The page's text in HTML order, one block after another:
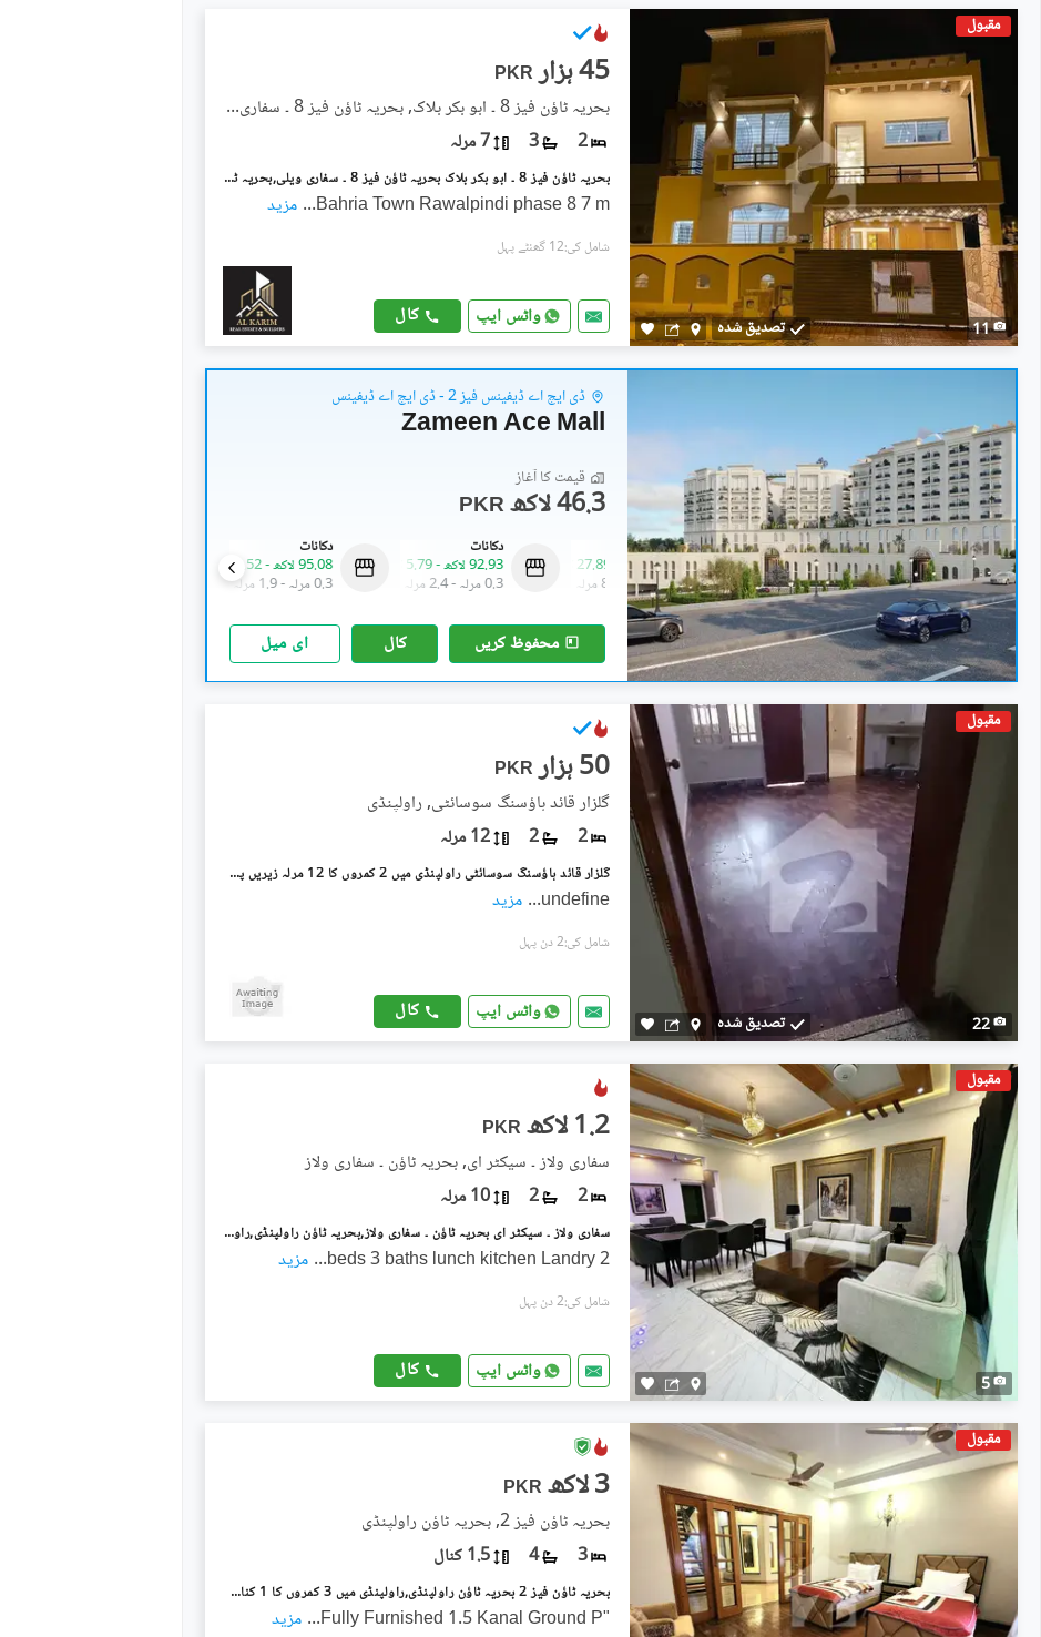
مقبول
11 تصدیق شدہ
PKR 45 ہزار
بحریہ ٹاؤن فیز 8 ۔ ابو بکر بلاک, بحریہ ٹاؤن فیز 8 ۔ سفاری ویلی
2
3 7 مرلہ
بحریہ ٹاؤن فیز 8 ۔ ابو بکر بلاک بحریہ ٹاؤن فیز 8 ۔ سفاری ویلی,بحریہ ٹاؤن فیز 8,بحریہ ٹاؤن راولپنڈی,راولپنڈی میں 2 کمروں کا 7 مرلہ زیریں پورشن 45.0 ہزار میں کرایہ پر دستیاب ہے۔
Bahria Town Rawalpindi phase 8 7 m
... مزید
شامل کی:12 گھنٹے پہل
واٹس ایپ کال
ڈی ایچ اے ڈیفینس فیز 2 - ڈی ایچ اے ڈیفینس
Zameen Ace Mall
قیمت کا آغاز
PKR 46.3 لاکھ
دکانات
95.08 لاکھ
-4.52 کروڑ
0.3 مرلہ
-1.9 مرلہ
دکانات
92.93 لاکھ
-5.79 کروڑ
0.3 مرلہ
-2.4 مرلہ
دکانات
1.33 کروڑ
27.89 کروڑ
0.3 مرلہ
- 8.9 مرلہ
محفوظ کریں کال ای میل
مقبول
22 تصدیق شدہ
PKR 50 ہزار
گلزارِ قائد ہاؤسنگ سوسائٹی, راولپنڈی
2
2 12 مرلہ
گلزارِ قائد ہاؤسنگ سوسائٹی راولپنڈی میں 2 کمروں کا 12 مرلہ زیریں پورشن 50.0 ہزار میں کرایہ پر دستیاب ہے۔
undefine
... مزید
شامل کی:2 دن پہل
واٹس ایپ کال
مقبول
5
PKR 1.2 لاکھ
سفاری ولاز ۔ سیکٹر ای, بحریہ ٹاؤن ۔ سفاری ولاز
2
2 10 مرلہ
سفاری ولاز ۔ سیکٹر ای بحریہ ٹاؤن ۔ سفاری ولاز,بحریہ ٹاؤن راولپنڈی,راولپنڈی میں 2 کمروں کا 10 مرلہ زیریں پورشن 1.2 لاکھ میں کرایہ پر دستیاب ہے۔
2 beds 3 baths lunch kitchen Landry
... مزید
شامل کی:2 دن پہل
واٹس ایپ کال
مقبول
PKR 3 لاکھ
بحریہ ٹاؤن فیز 2, بحریہ ٹاؤن راولپنڈی
3
4 1.5 کنال
بحریہ ٹاؤن فیز 2 بحریہ ٹاؤن راولپنڈی,راولپنڈی میں 3 کمروں کا 1 کنال زیریں پورشن 3.0 لاکھ میں کرایہ پر دستیاب ہے۔
"Fully Furnished 1.5 Kanal Ground P
... مزید